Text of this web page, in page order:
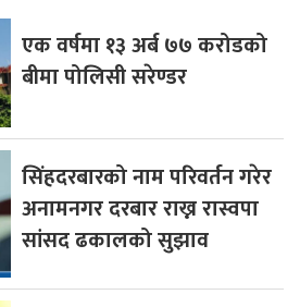
एक वर्षमा १३ अर्ब ७७ करोडको
बीमा पोलिसी सरेण्डर
सिंहदरबारको नाम परिवर्तन गरेर
अनामनगर दरबार राख्न रास्वपा
सांसद ढकालको सुझाव